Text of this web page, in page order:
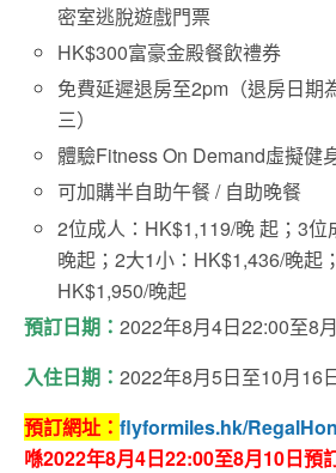
密室逃脫遊戲門票
HK$300富豪金殿餐飲禮券
免費延遲退房至2pm（退房日期
三）
體驗Fitness On Demand虛擬健
可加購半自助午餐 / 自助晚餐
2位成人：HK$1,119/晚 起；3
晚起；2大1小：HK$1,436/晚起
HK$1,950/晚起
預訂日期： 2022年8月4日22:00至8
入住日期： 2022年8月5日至10月16
預訂網址： flyformiles.hk/
喺2022年8月4日22:00至8月10日預